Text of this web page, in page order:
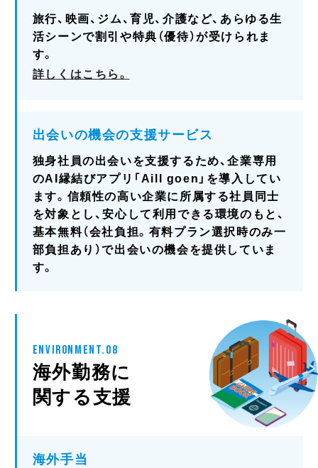
旅行、映画、ジム、育児、介護など、あらゆる生
活シーンで割引や特典（優待）が受けられま
す。
詳しくはこちら。
出会いの機会の支援サービス
独身社員の出会いを支援するため、企業専用
のAI縁結びアプリ「Aill goen」を導入してい
ます。信頼性の高い企業に所属する社員同士
を対象とし、安心して利用できる環境のもと、
基本無料（会社負担。有料プラン選択時のみ一
部負担あり）で出会いの機会を提供していま
す。
ENVIRONMENT.08
海外勤務に
関する支援
海外手当